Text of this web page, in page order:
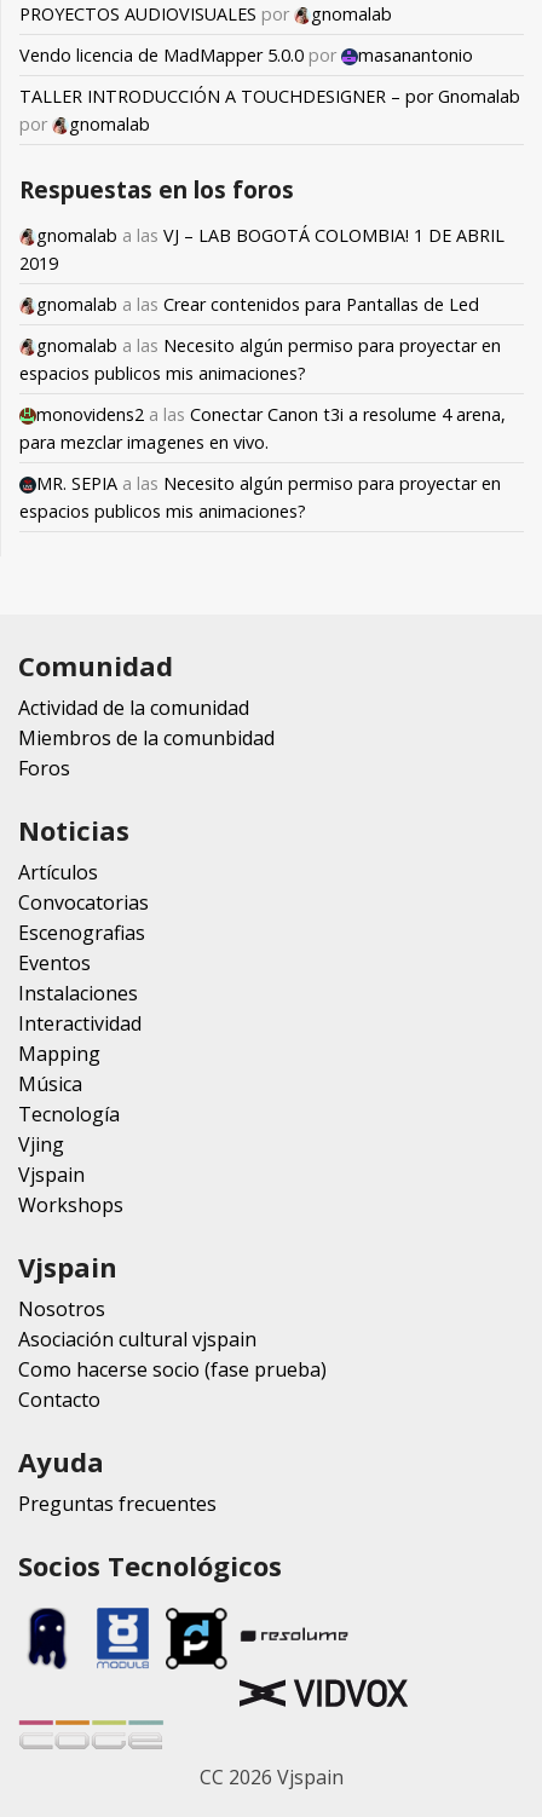
PROYECTOS AUDIOVISUALES por
gnomalab
Vendo licencia de MadMapper 5.0.0 por
masanantonio
TALLER INTRODUCCIÓN A TOUCHDESIGNER – por Gnomalab
por
gnomalab
Respuestas en los foros
gnomalab a las VJ – LAB BOGOTÁ COLOMBIA! 1 DE ABRIL
2019
gnomalab a las Crear contenidos para Pantallas de Led
gnomalab a las Necesito algún permiso para proyectar en
espacios publicos mis animaciones?
monovidens2 a las Conectar Canon t3i a resolume 4 arena,
para mezclar imagenes en vivo.
MR. SEPIA a las Necesito algún permiso para proyectar en
espacios publicos mis animaciones?
Comunidad
Actividad de la comunidad
Miembros de la comunbidad
Foros
Noticias
Artículos
Convocatorias
Escenografias
Eventos
Instalaciones
Interactividad
Mapping
Música
Tecnología
Vjing
Vjspain
Workshops
Vjspain
Nosotros
Asociación cultural vjspain
Como hacerse socio (fase prueba)
Contacto
Ayuda
Preguntas frecuentes
Socios Tecnológicos
CC 2026 Vjspain